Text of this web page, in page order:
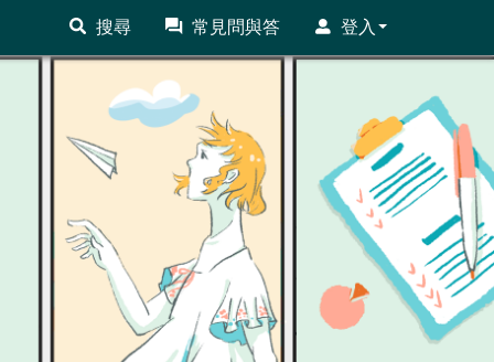
搜尋 常見問與答 登入